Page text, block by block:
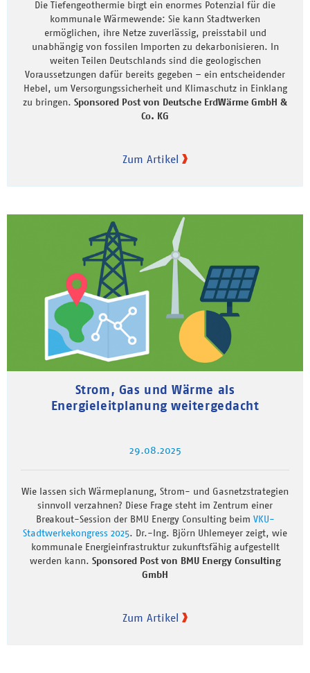
Die Tiefengeothermie birgt ein enormes Potenzial für die
kommunale Wärmewende: Sie kann Stadtwerken
ermöglichen, ihre Netze zuverlässig, preisstabil und
unabhängig von fossilen Importen zu dekarbonisieren. In
weiten Teilen Deutschlands sind die geologischen
Voraussetzungen dafür bereits gegeben – ein entscheidender
Hebel, um Versorgungssicherheit und Klimaschutz in Einklang
zu bringen. Sponsored Post von Deutsche ErdWärme GmbH &
Co. KG
Zum Artikel
Strom, Gas und Wärme als
Energieleitplanung weitergedacht
29.08.2025
Wie lassen sich Wärmeplanung, Strom- und Gasnetzstrategien
sinnvoll verzahnen? Diese Frage steht im Zentrum einer
Breakout-Session der BMU Energy Consulting beim VKU-
Stadtwerkekongress 2025. Dr.-Ing. Björn Uhlemeyer zeigt, wie
kommunale Energieinfrastruktur zukunftsfähig aufgestellt
werden kann. Sponsored Post von BMU Energy Consulting
GmbH
Zum Artikel